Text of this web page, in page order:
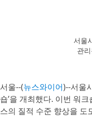
서울
관
서울--(뉴스와이어)--서울
숍’을 개최했다. 이번 워
스의 질적 수준 향상을 도